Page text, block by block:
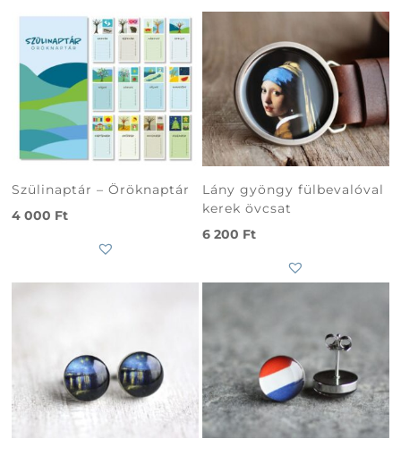
Szülinaptár – Öröknaptár
4 000 Ft
Lány gyöngy fülbevalóval
kerek övcsat
6 200 Ft